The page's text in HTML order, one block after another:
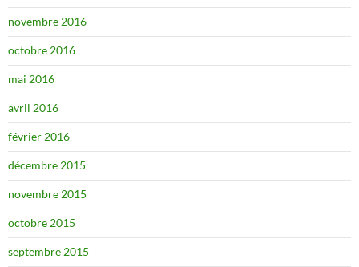
novembre 2016
octobre 2016
mai 2016
avril 2016
février 2016
décembre 2015
novembre 2015
octobre 2015
septembre 2015